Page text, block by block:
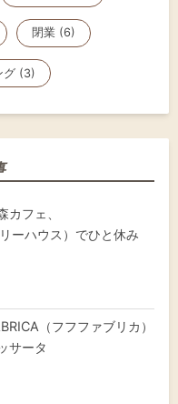
閉業 (6)
グ (3)
カフェ、
ーハウス）でひと休み
（フフファブリカ）
サータ